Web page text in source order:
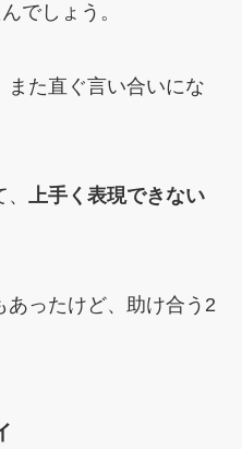
でしょう。
た直ぐ言い合いにな
上手く表現できない
あったけど、助け合う2